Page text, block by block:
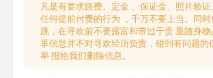
凡是有要求路费、定金 、保证金、照片验
任何提前付费的行为 ，千万不要上当。同时
跳，在寻欢前不要露富和带过于贵 重随身
享信息并不对寻欢经历负责，碰到有问题的
举 报给我们删除信息。